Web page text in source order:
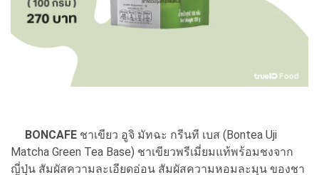
BONCAFE ชาเขียว อูจิ มัทฉะ กรีนที เบส (Bontea Uji
Matcha Green Tea Base) ชาเขียวพรีเมี่ยมแท้พร้อมชงจาก
ญี่ปุ่น สัมผัสความละเอียดอ่อน สัมผัสความหอมละมุน ของชา